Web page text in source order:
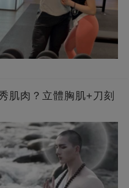
肌肉？立體胸肌+刀刻